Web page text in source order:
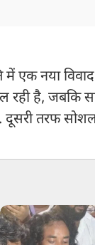
में एक नया
रही है,
तरफ